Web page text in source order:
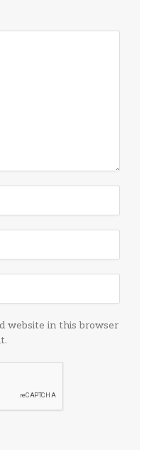
website in this browser